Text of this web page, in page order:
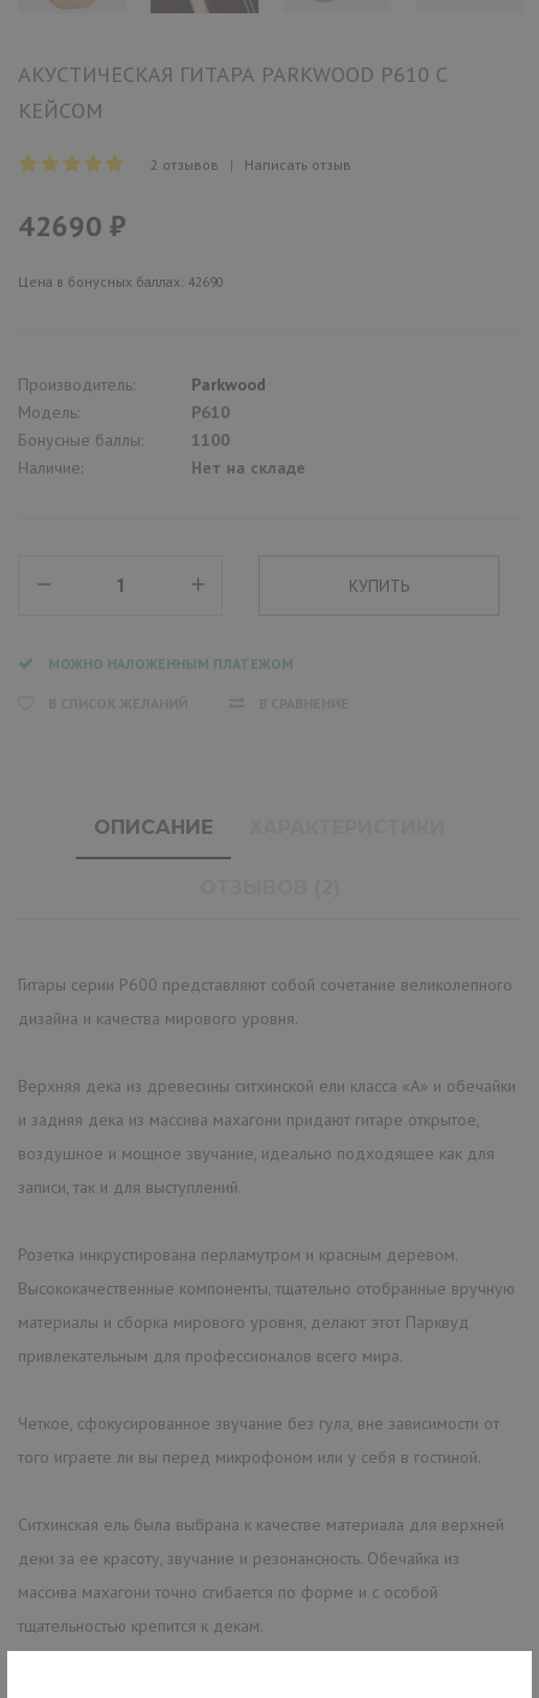
АКУСТИЧЕСКАЯ ГИТАРА PARKWOOD P610 С
КЕЙСОМ
2 отзывов | Написать отзыв
42690 ₽
Цена в бонусных баллах: 42690
Производитель:
Parkwood
Модель:
P610
Бонусные баллы:
1100
Наличие:
Нет на складе
МОЖНО НАЛОЖЕННЫМ ПЛАТЕЖОМ
ОПИСАНИЕ
Гитары серии P600 представляют собой сочетание великолепного
дизайна и качества мирового уровня.
Верхняя дека из древесины ситхинской ели класса «А» и обечайки
и задняя дека из массива махагони придают гитаре открытое,
воздушное и мощное звучание, идеально подходящее как для
записи, так и для выступлений.
Розетка инкрустирована перламутром и красным деревом.
Высококачественные компоненты, тщательно отобранные вручную
материалы и сборка мирового уровня, делают этот Парквуд
привлекательным для профессионалов всего мира.
Четкое, сфокусированное звучание без гула, вне зависимости от
того играете ли вы перед микрофоном или у себя в гостиной.
Ситхинская ель была выбрана к качестве материала для верхней
деки за ее красоту, звучание и резонансность. Обечайка из
массива махагони точно сгибается по форме и с особой
тщательностью крепится к декам.